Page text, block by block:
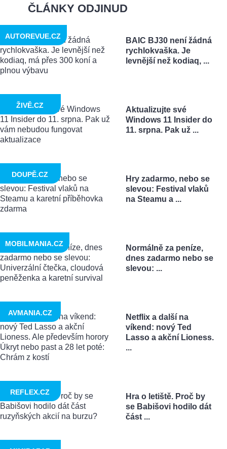
ČLÁNKY ODJINUD
BAIC BJ30 není žádná
rychlokvaška. Je
levnější než kodiaq, ...
AUTOREVUE.CZ
Aktualizujte své
Windows 11 Insider do
11. srpna. Pak už ...
ŽIVĚ.CZ
Hry zadarmo, nebo se
slevou: Festival vlaků
na Steamu a ...
DOUPĚ.CZ
Normálně za peníze,
dnes zadarmo nebo se
slevou: ...
MOBILMANIA.CZ
Netflix a další na
víkend: nový Ted
Lasso a akční Lioness.
...
AVMANIA.CZ
Hra o letiště. Proč by
se Babišovi hodilo dát
část ...
REFLEX.CZ